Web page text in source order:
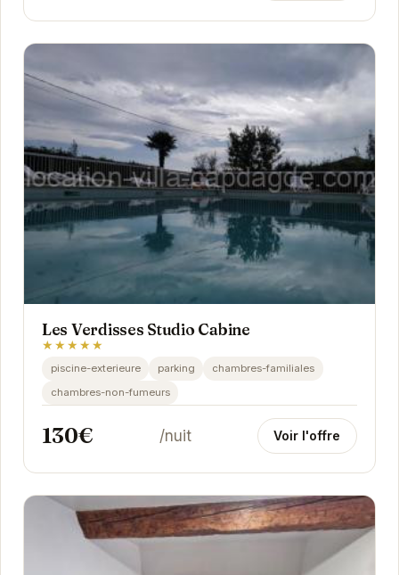
Les Verdisses Studio Cabine
★★★★★
piscine-exterieure parking
chambres-familiales
chambres-non-fumeurs
130€ /nuit Voir l'offre